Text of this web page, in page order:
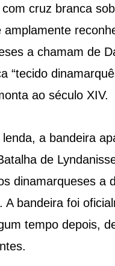
cruz branca
amplamente
a chamam de
“tecido
ao século XIV.
a bandeira
de
dinamarqueses a
A bandeira foi
tempo depois,